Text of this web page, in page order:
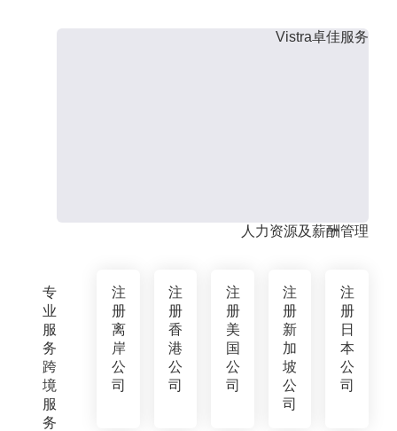
专
业
服
务
跨
境
服
务
Vistra卓佳服务
人力资源及薪酬管理
注
册
离
岸
公
司
注
册
香
港
公
司
注
册
美
国
公
司
注
册
新
加
坡
公
司
注
册
日
本
公
司